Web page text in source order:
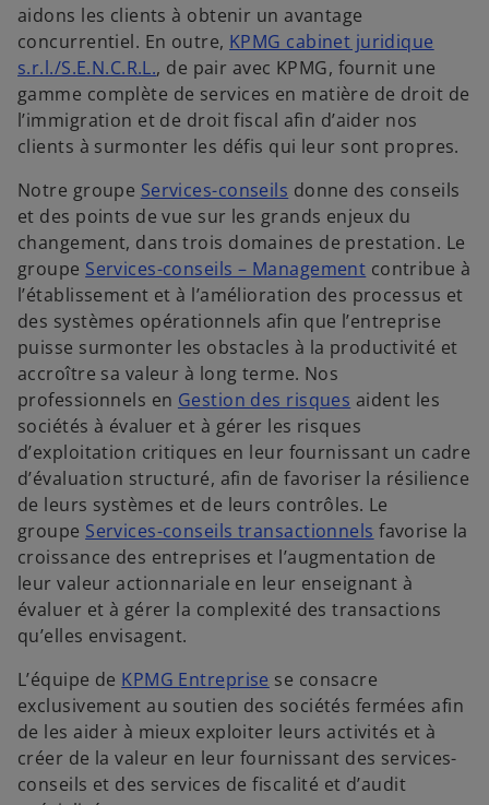
aidons les clients à obtenir un avantage
concurrentiel. En outre, KPMG cabinet juridique
s.r.l./S.E.N.C.R.L., de pair avec KPMG, fournit une
gamme complète de services en matière de droit de
l’immigration et de droit fiscal afin d’aider nos
clients à surmonter les défis qui leur sont propres.
Notre groupe Services-conseils donne des conseils
et des points de vue sur les grands enjeux du
changement, dans trois domaines de prestation. Le
groupe Services-conseils – Management contribue à
l’établissement et à l’amélioration des processus et
des systèmes opérationnels afin que l’entreprise
puisse surmonter les obstacles à la productivité et
accroître sa valeur à long terme. Nos
professionnels en Gestion des risques aident les
sociétés à évaluer et à gérer les risques
d’exploitation critiques en leur fournissant un cadre
d’évaluation structuré, afin de favoriser la résilience
de leurs systèmes et de leurs contrôles. Le
groupe Services-conseils transactionnels favorise la
croissance des entreprises et l’augmentation de
leur valeur actionnariale en leur enseignant à
évaluer et à gérer la complexité des transactions
qu’elles envisagent.
L’équipe de KPMG Entreprise se consacre
exclusivement au soutien des sociétés fermées afin
de les aider à mieux exploiter leurs activités et à
créer de la valeur en leur fournissant des services-
conseils et des services de fiscalité et d’audit